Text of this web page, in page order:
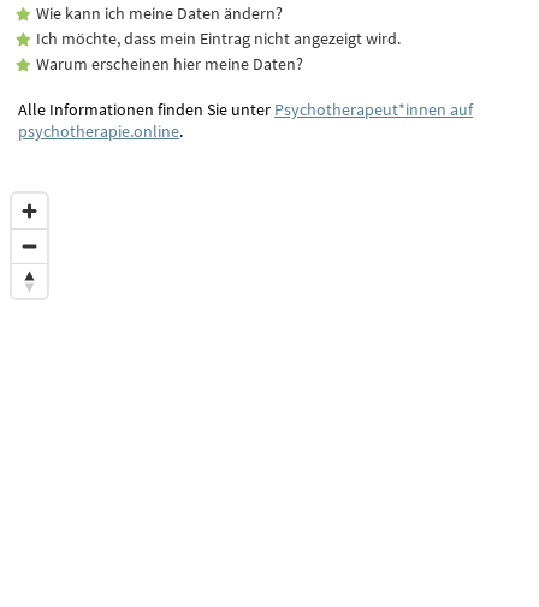
Wie kann ich meine Daten ändern?
Ich möchte, dass mein Eintrag nicht angezeigt wird.
Warum erscheinen hier meine Daten?
Alle Informationen finden Sie unter Psychotherapeut*innen auf
psychotherapie.online.